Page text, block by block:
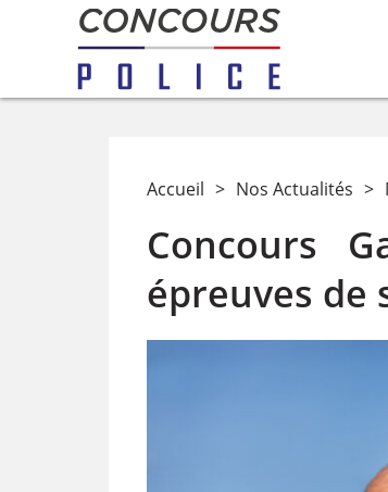
Accueil > Nos Actualités >
Concours
épreuves de